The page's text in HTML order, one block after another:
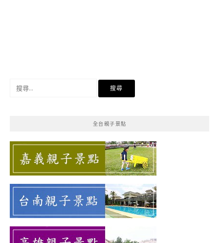
全台親子景點